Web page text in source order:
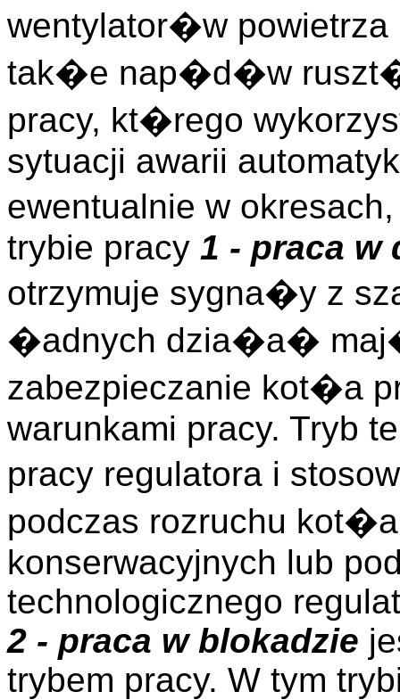
wentylator�w
tak�e nap�d�w
pracy, kt�rego
sytuacji awarii
ewentualnie w
trybie pracy 1 - praca w
otrzymuje sygna�y z
�adnych dzia�a�
zabezpieczanie kot�a
warunkami pracy. Tryb
pracy regulatora i
podczas rozruchu
konserwacyjnych lub
technologicznego
2 - praca w blokadzie
trybem pracy. W tym